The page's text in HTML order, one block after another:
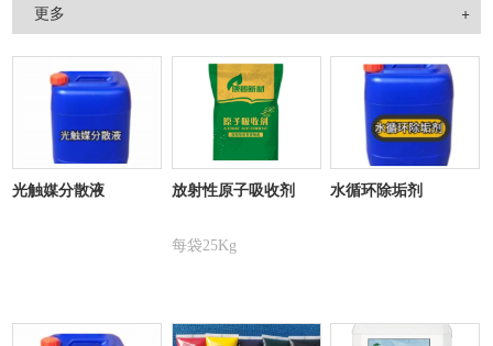
客户创造持续增长的利润。
立志以技术实力和专业的
服务提高合作伙伴产品在市场上的竞争力，以开放、
共享、合作、共赢的精神拓展未来空间。打造成为新
材料、新技术应用的开拓者、引领者、服务者。为满
足解决合作伙伴的创新方案、产品升级做出贡献!
文化理念
队，勇挑重担，用心做事，在团队中争做“领头雁”;要
更多
光触媒分散液 放射性原子吸收剂
每袋25Kg
水循环除垢剂